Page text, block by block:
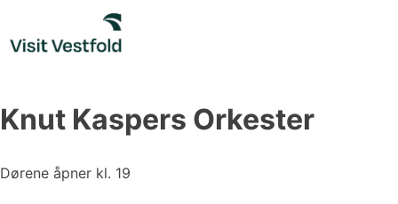
content
Knut Kaspers Orkester
Dørene åpner kl. 19